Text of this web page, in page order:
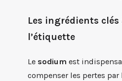
Les ingrédients
l’étiquette
Le sodium est
compenser les pertes par